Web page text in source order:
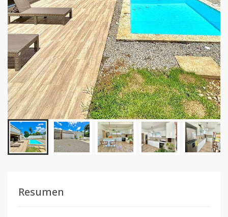
Resumen